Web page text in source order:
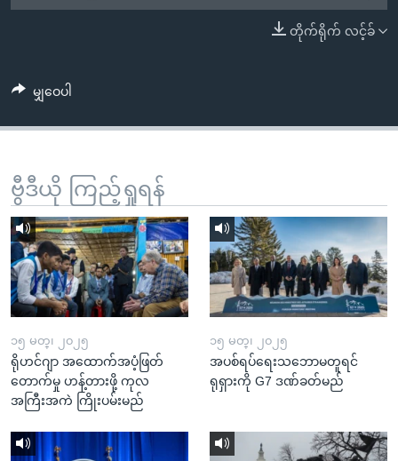
ပင်မ
စာမျက်နှာ
ကျော်
ရန်
ရှာဖွေ
ရန်
နေရာ
သို့
ကျော်
ရန်
ရုပ်ရှင်ထဲက အင်္ဂလိပ်စာ
တီဗွီ
ရေဒီယို/တီဗွီအစီအစဉ်
ဗွီအိုအေ လူမှုကွန်ယက်များ
ဘာသာစကားများ
တိုက်ရိုက် လင့်ခ်
မျှဝေပါ
ဗွီဒီယို ကြည့်ရှုရန်
၁၅ မတ္၊ ၂၀၂၅
ရိုဟင်ဂျာ အထောက်အပံ့ဖြတ်
တောက်မှု ဟန့်တားဖို့ ကုလ
အကြီးအကဲ ကြိုးပမ်းမည်
၁၅ မတ္၊ ၂၀၂၅
အပစ်ရပ်ရေးသဘောမတူရင်
ရုရှားကို G7 ဒဏ်ခတ်မည်